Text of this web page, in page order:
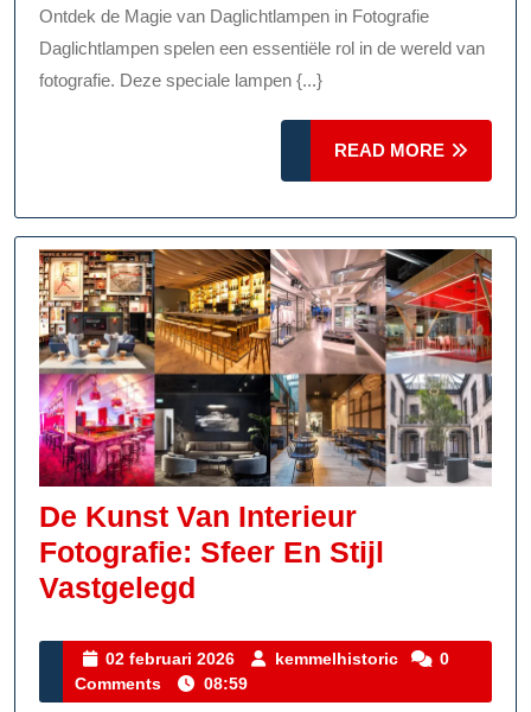
In
Ontdek de Magie van Daglichtlampen in Fotografie
Daglichtlampen spelen een essentiële rol in de wereld van
fotografie. Deze speciale lampen {...}
READ MORE
MORE
De Kunst Van Interieur
Fotografie: Sfeer En Stijl
Vastgelegd
Van
Interieur
02 februari 2026
02
februari
2026
kemmelhistoric kemmelhistoric
0
Comments
08:59